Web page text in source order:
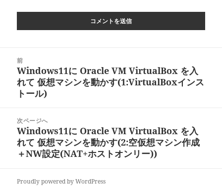
前
前
の
投
Windows11に Oracle VM VirtualBox を入
れて 仮想マシンを動かす(1:VirtualBoxインス
トール)
次ページへ
次
の
投
Windows11に Oracle VM VirtualBox を入
れて 仮想マシンを動かす(2:空仮想マシン作成
＋NW設定(NAT+ホストオンリー))
Proudly powered by WordPress